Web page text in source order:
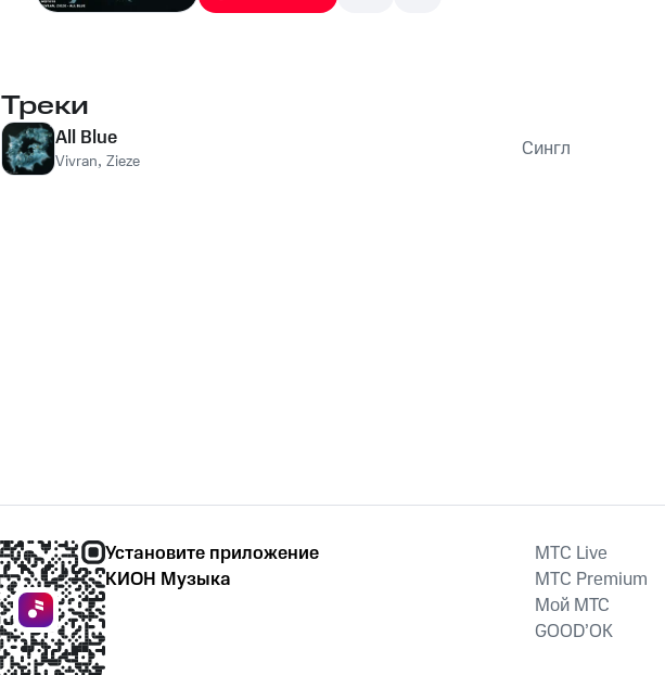
Треки
All Blue
Vivran, Zieze Сингл
Установите приложение
КИОН Музыка
MTС Live
MTС Premium
Мой МТС
GOOD’OK